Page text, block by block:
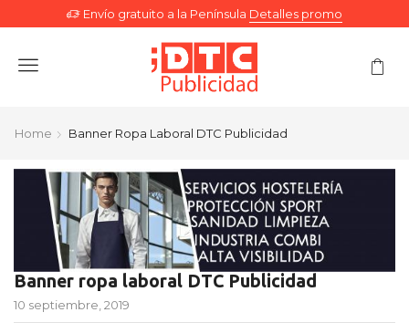
Envío gratuito a la Península Detalles promo
Menu
Home Banner Ropa Laboral DTC Publicidad
Banner ropa laboral DTC Publicidad
10 septiembre, 2019